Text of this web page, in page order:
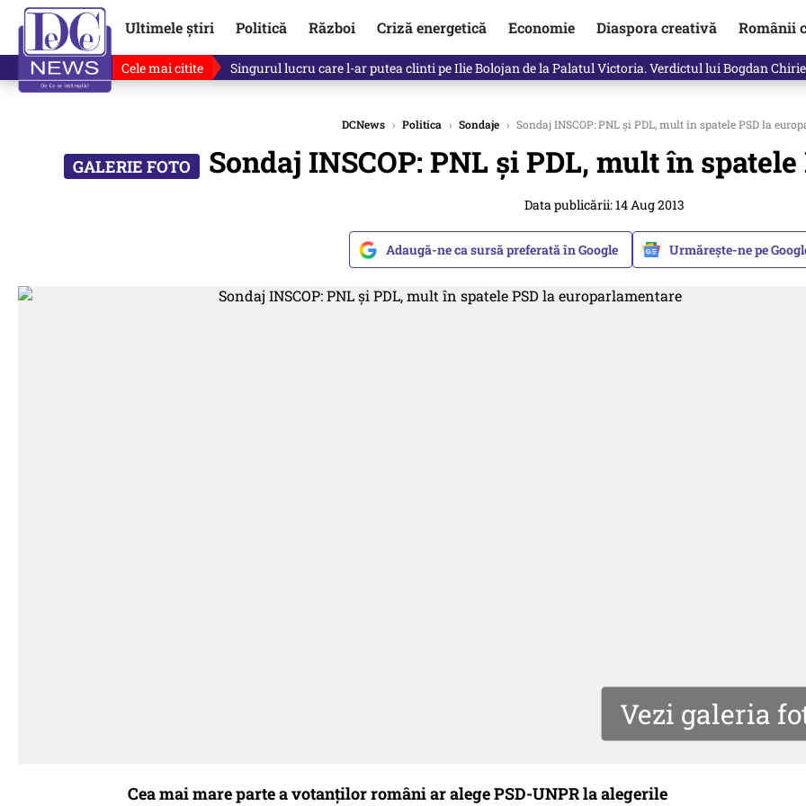
Ultimele știri Politică Război Criză energetică Economie Diaspora creativă Românii
Cele mai citite Ce se întâmplă cu primul buletin electronic, decizia luată astăzi de Guvern pentru toți românii
DCNews › Politica › Sondaje › Sondaj INSCOP: PNL și PDL, mult în spatele PSD la
Sondaj INSCOP: PNL și PDL, mult în
Data publicării: 14 Aug 2013
Adaugă-ne ca sursă preferată în Google Urmărește-ne pe
Vezi galeria
Cea mai mare parte a votanților români ar alege PSD-UNPR la alegerile